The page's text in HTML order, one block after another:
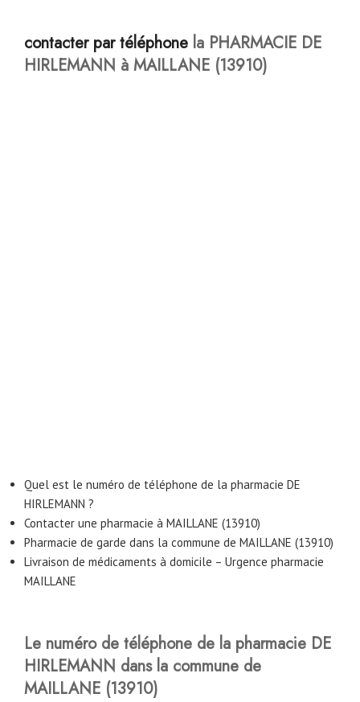
contacter par téléphone la PHARMACIE DE
HIRLEMANN à MAILLANE (13910)
Quel est le numéro de téléphone de la pharmacie DE
HIRLEMANN ?
Contacter une pharmacie à MAILLANE (13910)
Pharmacie de garde dans la commune de MAILLANE (13910)
Livraison de médicaments à domicile – Urgence pharmacie
MAILLANE
Le numéro de téléphone de la pharmacie DE
HIRLEMANN dans la commune de
MAILLANE (13910)